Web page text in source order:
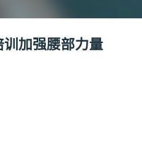
加强腰部力量